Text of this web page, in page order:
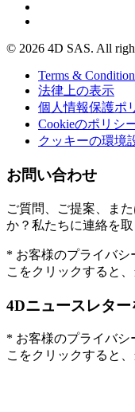
© 2026 4D SAS. All
Terms &
法律上の表示
個人情報保護ポ
Cookieのポリシ
クッキーの環境
お問い合わせ
ご質問、ご提案、ま
か？私たちに連絡を取
* お客様のプライバシ
こをクリックすると
4Dニュースレタ
* お客様のプライバシ
こをクリックすると